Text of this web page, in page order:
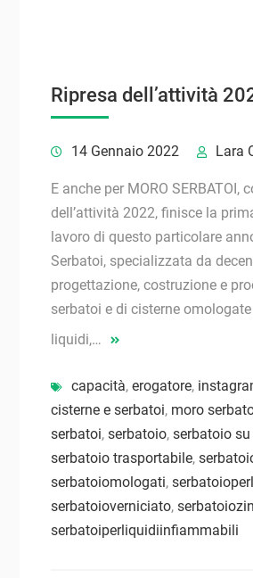
Ripresa dell’attività
14 Gennaio 2022 Lara
E anche per MORO SERBATOI,
dell’attività 2022, finisce la
lavoro di questo particolare
Serbatoi, specializzata da
progettazione, costruzione e
serbatoi e di cisterne
liquidi,…
capacità, erogatore,
cisterne e serbatoi, moro
serbatoi, serbatoio, serbatoio
serbatoio trasportabile,
serbatoiomologati,
serbatoioverniciato,
serbatoiperliquidiinfiammabili